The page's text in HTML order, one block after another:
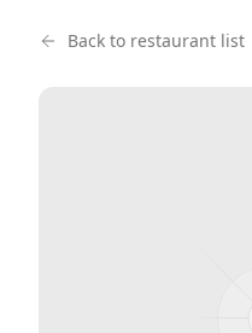
Back to restaurant list